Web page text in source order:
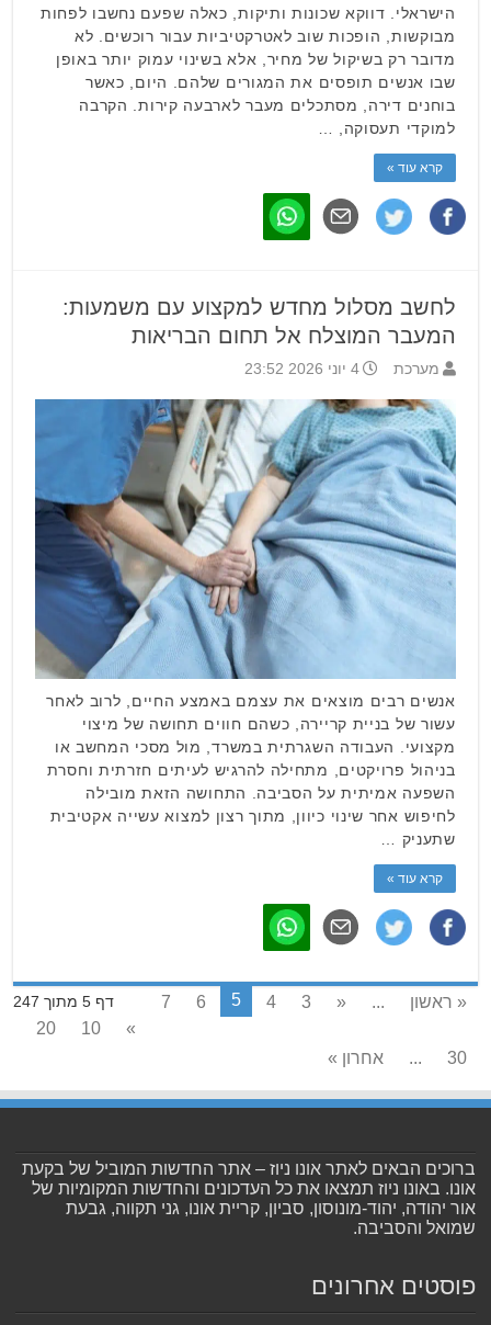
הישראלי. דווקא שכונות ותיקות, כאלה שפעם נחשבו לפחות
מבוקשות, הופכות שוב לאטרקטיביות עבור רוכשים. לא
מדובר רק בשיקול של מחיר, אלא בשינוי עמוק יותר באופן
שבו אנשים תופסים את המגורים שלהם. היום, כאשר
בוחנים דירה, מסתכלים מעבר לארבעה קירות. הקרבה
למוקדי תעסוקה, …
קרא עוד »
לחשב מסלול מחדש למקצוע עם משמעות:
המעבר המוצלח אל תחום הבריאות
מערכת 4 יוני 2026 23:52
אנשים רבים מוצאים את עצמם באמצע החיים, לרוב לאחר
עשור של בניית קריירה, כשהם חווים תחושה של מיצוי
מקצועי. העבודה השגרתית במשרד, מול מסכי המחשב או
בניהול פרויקטים, מתחילה להרגיש לעיתים חזרתית וחסרת
השפעה אמיתית על הסביבה. התחושה הזאת מובילה
לחיפוש אחר שינוי כיוון, מתוך רצון למצוא עשייה אקטיבית
שתעניק …
קרא עוד »
דף 5 מתוך 247 « ראשון ...
«
3
4
5
6
7
»
10
20
30
... אחרון »
ברוכים הבאים לאתר אונו ניוז – אתר החדשות המוביל של בקעת
אונו. באונו ניוז תמצאו את כל העדכונים והחדשות המקומיות של
אור יהודה, יהוד-מונוסון, סביון, קריית אונו, גני תקווה, גבעת
שמואל והסביבה.
פוסטים אחרונים